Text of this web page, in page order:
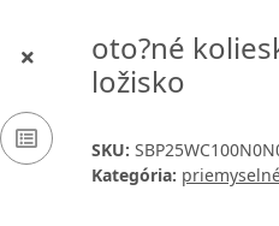
oto?né
ložisko
SKU:
Kategória: